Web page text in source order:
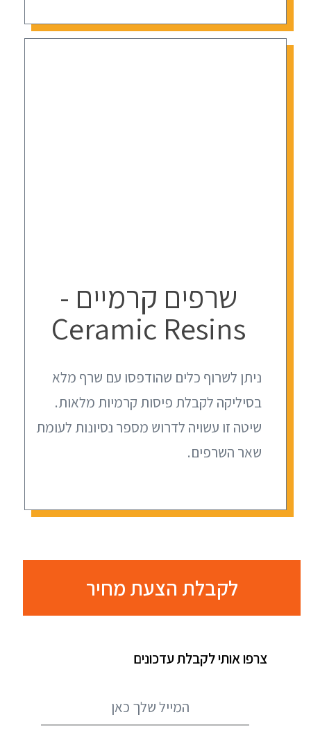
שרפים קרמיים -
Ceramic Resins
ניתן לשרוף כלים שהודפסו עם שרף מלא
בסיליקה לקבלת פיסות קרמיות מלאות.
שיטה זו עשויה לדרוש מספר נסיונות לעומת
שאר השרפים.
לקבלת הצעת מחיר
צרפו אותי לקבלת עדכונים